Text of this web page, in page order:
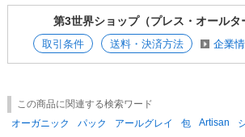
りながら塗っていく作風が特徴的。
●フェアトレード紅茶の作り手
茶葉は南インドの最南端、タミルナド州にあるパ
パラライ農園は、インドで最初に有機認証を取っ
有機栽培やバイオダイナミック農法に取り組み、
と共存しながら紅茶作りをしています。
望を注文メッセージにお書きください。
運送会社はご指定いただけません。
第3世界ショップ（プレス・オールタ
取引条件 送料・決済方法 企業
この商品に関連する検索ワード
オーガニック
パック アールグレイ 包 Artisan